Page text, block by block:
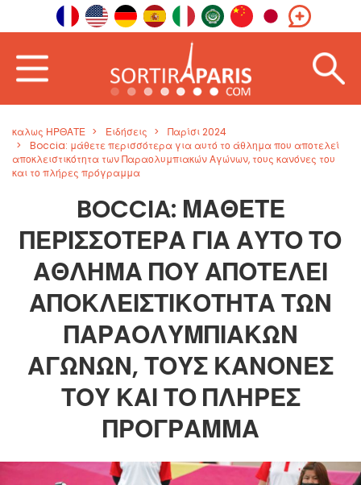
καλως ΗΡΘΑΤΕ Ειδήσεις
Παρίσι 2024
Boccia: μάθετε περισσότερα για αυτό το άθλημα που αποτελεί
αποκλειστικότητα των Παραολυμπιακών Αγώνων, τους κανόνες του
και το πλήρες πρόγραμμα
BOCCIA: ΜΆΘΕΤΕ
ΠΕΡΙΣΣΌΤΕΡΑ ΓΙΑ ΑΥΤΌ ΤΟ
ΆΘΛΗΜΑ ΠΟΥ ΑΠΟΤΕΛΕΊ
ΑΠΟΚΛΕΙΣΤΙΚΌΤΗΤΑ ΤΩΝ
ΠΑΡΑΟΛΥΜΠΙΑΚΏΝ
ΑΓΏΝΩΝ, ΤΟΥΣ ΚΑΝΌΝΕΣ
ΤΟΥ ΚΑΙ ΤΟ ΠΛΉΡΕΣ
ΠΡΌΓΡΑΜΜΑ